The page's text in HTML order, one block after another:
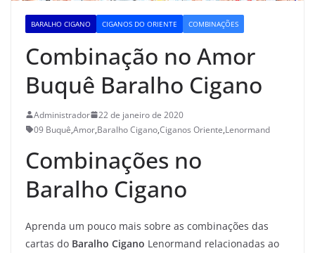
BARALHO CIGANO CIGANOS DO ORIENTE COMBINAÇÕES
Combinação no Amor
Buquê Baralho Cigano
Administrador
22 de janeiro de 2020
09 Buquê,Amor,Baralho Cigano,Ciganos Oriente,Lenormand
Combinações no
Baralho Cigano
Aprenda um pouco mais sobre as combinações das
cartas do Baralho Cigano Lenormand relacionadas ao